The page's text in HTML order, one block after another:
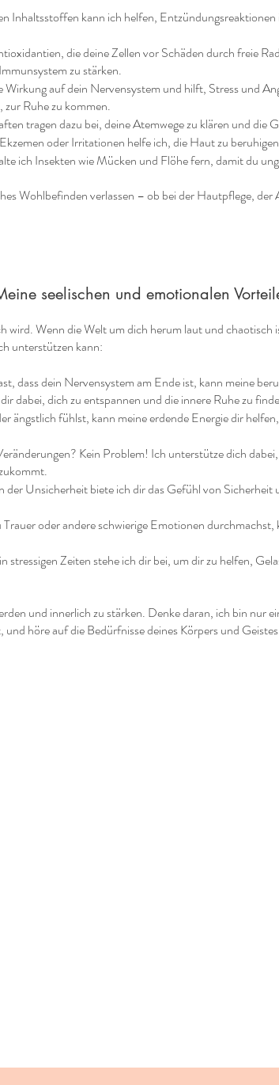
Inhaltsstoffen kann ich helfen,
die deine Zellen vor Schäden durch freie
zu stärken.
auf dein Nervensystem und hilft, Stress und
Ruhe zu kommen.
tragen dazu bei, deine Atemwege zu klären und die
oder Irritationen helfe ich, die Haut zu
ich Insekten wie Mücken und Flöhe fern, damit du
Wohlbefinden verlassen – ob bei der Hautpflege,
seelischen und emotionalen
wird. Wenn die Welt um dich herum laut und
unterstützen kann:
dass dein Nervensystem am Ende ist, kann meine
dabei, dich zu entspannen und die innere Ruhe zu
ängstlich fühlst, kann meine erdende Energie dir
Kein Problem! Ich unterstütze dich
der Unsicherheit biete ich dir das Gefühl von
oder andere schwierige Emotionen
stressigen Zeiten stehe ich dir bei, um dir zu helfen,
und innerlich zu stärken. Denke daran, ich bin nur
höre auf die Bedürfnisse deines Körpers und